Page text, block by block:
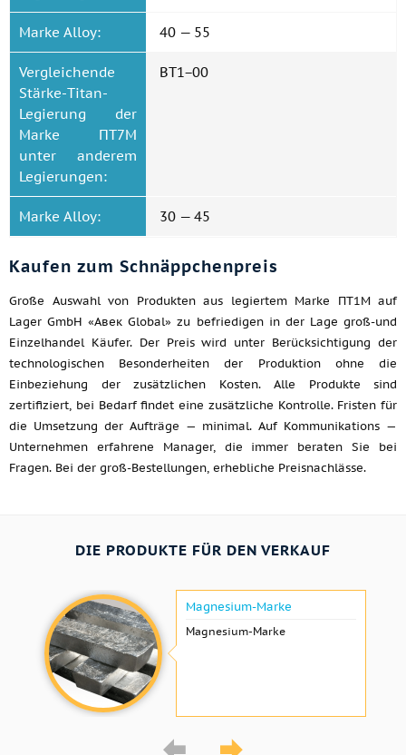
Marke Alloy: 40 — 55
Vergleichende
Stärke-Titan-
Legierung der
Marke ПТ7М
unter anderem
Legierungen:
BT1−00
Marke Alloy: 30 — 45
Kaufen zum Schnäppchenpreis
Große Auswahl von Produkten aus legiertem Marke ПТ1М auf
Lager GmbH «Авек Global» zu befriedigen in der Lage groß-und
Einzelhandel Käufer. Der Preis wird unter Berücksichtigung der
technologischen Besonderheiten der Produktion ohne die
Einbeziehung der zusätzlichen Kosten. Alle Produkte sind
zertifiziert, bei Bedarf findet eine zusätzliche Kontrolle. Fristen für
die Umsetzung der Aufträge — minimal. Auf Kommunikations —
Unternehmen erfahrene Manager, die immer beraten Sie bei
Fragen. Bei der groß-Bestellungen, erhebliche Preisnachlässe.
DIE PRODUKTE FÜR DEN VERKAUF
Magnesium-Marke
Magnesium-Marke